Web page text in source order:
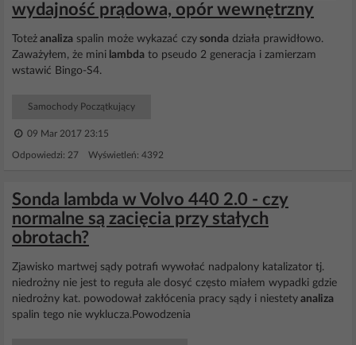
wydajność prądowa, opór wewnętrzny
Toteż analiza spalin może wykazać czy sonda działa prawidłowo.
Zaważyłem, że mini lambda to pseudo 2 generacja i zamierzam
wstawić Bingo-S4.
Samochody Początkujący
09 Mar 2017 23:15
Odpowiedzi: 27 Wyświetleń: 4392
Sonda lambda w Volvo 440 2.0 - czy
normalne są zacięcia przy stałych
obrotach?
Zjawisko martwej sądy potrafi wywołać nadpalony katalizator tj.
niedrożny nie jest to reguła ale dosyć często miałem wypadki gdzie
niedrożny kat. powodował zakłócenia pracy sądy i niestety analiza
spalin tego nie wyklucza.Powodzenia